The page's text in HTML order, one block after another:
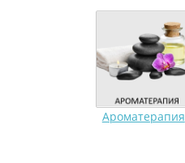
Ароматерапия